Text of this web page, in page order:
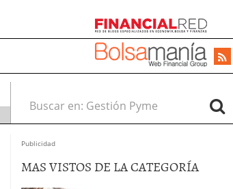
Buscar en:
Publicidad
MAS VISTOS DE LA CATEGORÍA